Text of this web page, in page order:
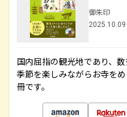
御朱印
2025.10.09
国内屈指の観光地であり、
季節を楽しみながらお寺を
冊です。